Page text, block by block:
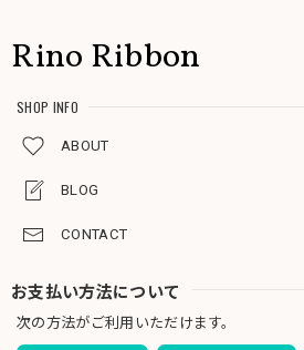
Rino Ribbon
SHOP INFO
ABOUT
BLOG
CONTACT
お支払い方法について
次の方法がご利用いただけます。